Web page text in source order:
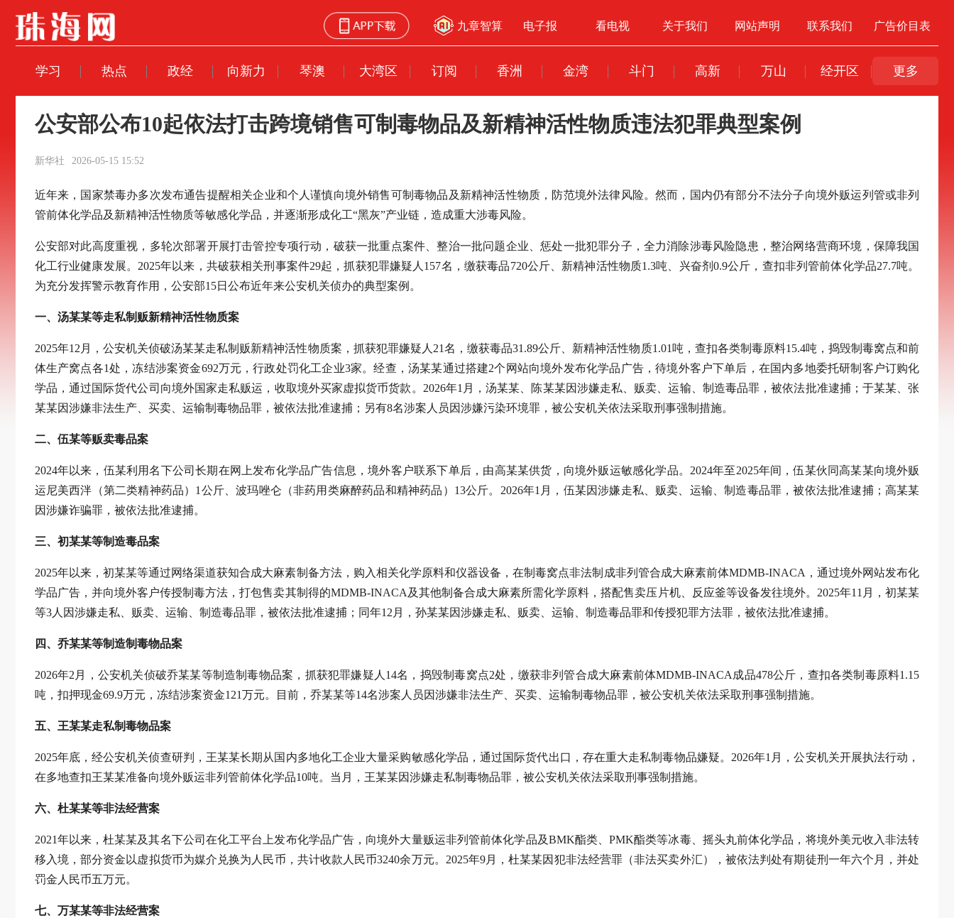
九章智算 电子报 看电视 关于我们 网站声明 联系我们 广告价目表
学习 热点 政经 向新力 琴澳 大湾区 订阅 香洲 金湾 斗门 高新 万山 经开区 更多
公安部公布10起依法打击跨境销售可制毒物品及新精神活性物质违法犯罪典型案例
新华社 2026-05-15 15:52
近年来，国家禁毒办多次发布通告提醒相关企业和个人谨慎向境外销售可制毒物品及新精神活性物质，防范境外法律风险。然而，国内仍有部分不法分子向境外贩运列管或非列
管前体化学品及新精神活性物质等敏感化学品，并逐渐形成化工“黑灰”产业链，造成重大涉毒风险。
公安部对此高度重视，多轮次部署开展打击管控专项行动，破获一批重点案件、整治一批问题企业、惩处一批犯罪分子，全力消除涉毒风险隐患，整治网络营商环境，保障我国
化工行业健康发展。2025年以来，共破获相关刑事案件29起，抓获犯罪嫌疑人157名，缴获毒品720公斤、新精神活性物质1.3吨、兴奋剂0.9公斤，查扣非列管前体化学品27.7吨。
为充分发挥警示教育作用，公安部15日公布近年来公安机关侦办的典型案例。
一、汤某某等走私制贩新精神活性物质案
2025年12月，公安机关侦破汤某某走私制贩新精神活性物质案，抓获犯罪嫌疑人21名，缴获毒品31.89公斤、新精神活性物质1.01吨，查扣各类制毒原料15.4吨，捣毁制毒窝点和前
体生产窝点各1处，冻结涉案资金692万元，行政处罚化工企业3家。经查，汤某某通过搭建2个网站向境外发布化学品广告，待境外客户下单后，在国内多地委托研制客户订购化
学品，通过国际货代公司向境外国家走私贩运，收取境外买家虚拟货币货款。2026年1月，汤某某、陈某某因涉嫌走私、贩卖、运输、制造毒品罪，被依法批准逮捕；于某某、张
某某因涉嫌非法生产、买卖、运输制毒物品罪，被依法批准逮捕；另有8名涉案人员因涉嫌污染环境罪，被公安机关依法采取刑事强制措施。
二、伍某等贩卖毒品案
2024年以来，伍某利用名下公司长期在网上发布化学品广告信息，境外客户联系下单后，由高某某供货，向境外贩运敏感化学品。2024年至2025年间，伍某伙同高某某向境外贩
运尼美西泮（第二类精神药品）1公斤、波玛唑仑（非药用类麻醉药品和精神药品）13公斤。2026年1月，伍某因涉嫌走私、贩卖、运输、制造毒品罪，被依法批准逮捕；高某某
因涉嫌诈骗罪，被依法批准逮捕。
三、初某某等制造毒品案
2025年以来，初某某等通过网络渠道获知合成大麻素制备方法，购入相关化学原料和仪器设备，在制毒窝点非法制成非列管合成大麻素前体MDMB-INACA，通过境外网站发布化
学品广告，并向境外客户传授制毒方法，打包售卖其制得的MDMB-INACA及其他制备合成大麻素所需化学原料，搭配售卖压片机、反应釜等设备发往境外。2025年11月，初某某
等3人因涉嫌走私、贩卖、运输、制造毒品罪，被依法批准逮捕；同年12月，孙某某因涉嫌走私、贩卖、运输、制造毒品罪和传授犯罪方法罪，被依法批准逮捕。
四、乔某某等制造制毒物品案
2026年2月，公安机关侦破乔某某等制造制毒物品案，抓获犯罪嫌疑人14名，捣毁制毒窝点2处，缴获非列管合成大麻素前体MDMB-INACA成品478公斤，查扣各类制毒原料1.15
吨，扣押现金69.9万元，冻结涉案资金121万元。目前，乔某某等14名涉案人员因涉嫌非法生产、买卖、运输制毒物品罪，被公安机关依法采取刑事强制措施。
五、王某某走私制毒物品案
2025年底，经公安机关侦查研判，王某某长期从国内多地化工企业大量采购敏感化学品，通过国际货代出口，存在重大走私制毒物品嫌疑。2026年1月，公安机关开展执法行动，
在多地查扣王某某准备向境外贩运非列管前体化学品10吨。当月，王某某因涉嫌走私制毒物品罪，被公安机关依法采取刑事强制措施。
六、杜某某等非法经营案
2021年以来，杜某某及其名下公司在化工平台上发布化学品广告，向境外大量贩运非列管前体化学品及BMK酯类、PMK酯类等冰毒、摇头丸前体化学品，将境外美元收入非法转
移入境，部分资金以虚拟货币为媒介兑换为人民币，共计收款人民币3240余万元。2025年9月，杜某某因犯非法经营罪（非法买卖外汇），被依法判处有期徒刑一年六个月，并处
罚金人民币五万元。
七、万某某等非法经营案